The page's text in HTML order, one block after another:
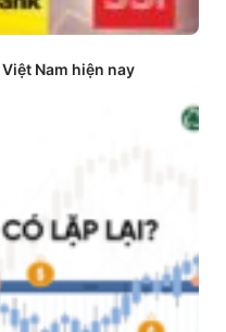
Nam hiện nay